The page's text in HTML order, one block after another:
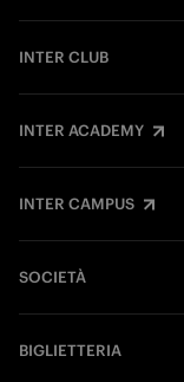
INTER CLUB
INTER ACADEMY
INTER CAMPUS
SOCIETÀ
BIGLIETTERIA